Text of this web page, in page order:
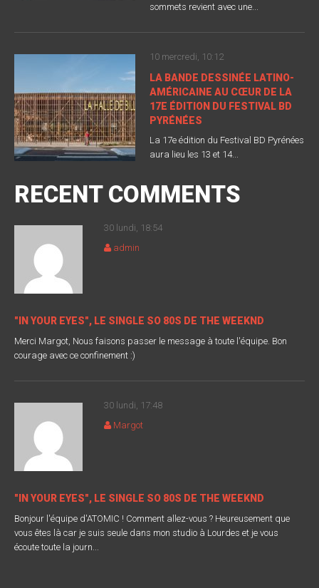
sommets revient avec une...
10 mercredi, 10:12
LA BANDE DESSINÉE LATINO-
AMÉRICAINE AU CŒUR DE LA
17E ÉDITION DU FESTIVAL BD
PYRÉNÉES
La 17e édition du Festival BD Pyrénées
aura lieu les 13 et 14...
RECENT COMMENTS
30 lundi, 18:54
admin
"IN YOUR EYES", LE SINGLE SO 80S DE THE WEEKND
Merci Margot, Nous faisons passer le message à toute l'équipe. Bon
courage avec ce confinement :)
30 lundi, 17:48
Margot
"IN YOUR EYES", LE SINGLE SO 80S DE THE WEEKND
Bonjour l'équipe d'ATOMIC ! Comment allez-vous ? Heureusement que
vous êtes là car je suis seule dans mon studio à Lourdes et je vous
écoute toute la journ...